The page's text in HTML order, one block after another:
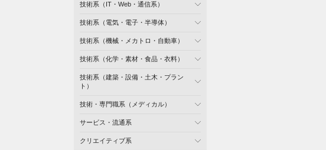
技術系（IT・Web・通信系）
技術系（電気・電子・半導体）
技術系（機械・メカトロ・自動車）
技術系（化学・素材・食品・衣料）
技術系（建築・設備・土木・プラン
ト）
技術・専門職系（メディカル）
サービス・流通系
クリエイティブ系